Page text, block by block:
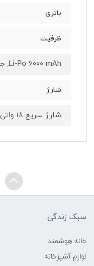
باتری
ظرفیت
Li-Po 6000 mAh, جدا نشدنی
شارژ
شارژ سریع 18 واتی
سبک زندگی
خانه هوشمند
لوازم آشپزخانه